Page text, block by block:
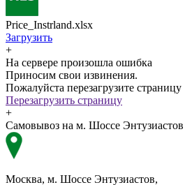
Price_Instrland.xlsx
Загрузить
+
На сервере произошла ошибка
Приносим свои извинения.
Пожалуйста перезагрузите страницу
Перезагрузить страницу
+
Самовывоз на м. Шоссе Энтузиастов
Москва, м. Шоссе Энтузиастов,